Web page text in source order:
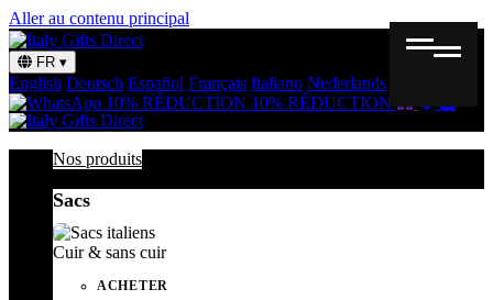
Aller au contenu principal
FR ▾
English Deutsch Español Français Italiano Nederlands
10% RÉDUCTION 10% RÉDUCTION
Nos produits
Sacs
Cuir & sans cuir
ACHETER